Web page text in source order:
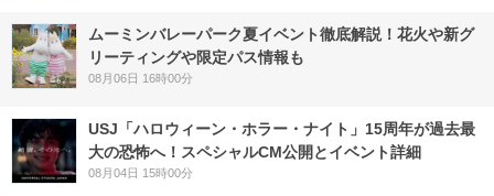
ムーミンバレーパーク夏イベント徹底解説！花火や新グ
リーティングや限定パス情報も
08月06日 16時00分
USJ「ハロウィーン・ホラー・ナイト」15周年が過去最
大の恐怖へ！スペシャルCM公開とイベント詳細
08月04日 15時00分